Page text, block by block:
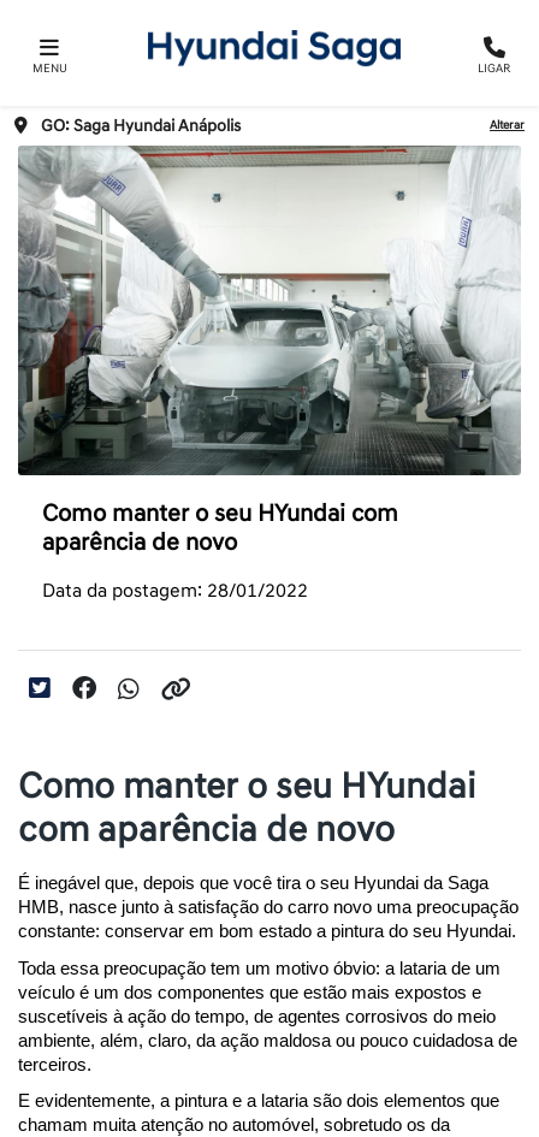
MENU LIGAR
GO: Saga Hyundai Anápolis Alterar
Como manter o seu HYundai com
aparência de novo
Data da postagem: 28/01/2022
Como manter o seu HYundai
com aparência de novo
É inegável que, depois que você tira o seu Hyundai da Saga
HMB, nasce junto à satisfação do carro novo uma preocupação
constante: conservar em bom estado a pintura do seu Hyundai.
Toda essa preocupação tem um motivo óbvio: a lataria de um
veículo é um dos componentes que estão mais expostos e
suscetíveis à ação do tempo, de agentes corrosivos do meio
ambiente, além, claro, da ação maldosa ou pouco cuidadosa de
terceiros.
E evidentemente, a pintura e a lataria são dois elementos que
chamam muita atenção no automóvel, sobretudo os da